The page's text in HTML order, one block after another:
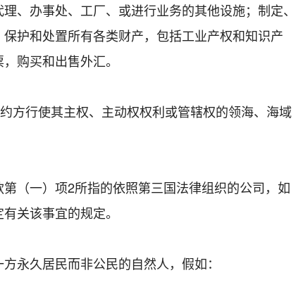
、办事处、工厂、或进行业务的其他设施；制定、
护和处置所有各类财产，包括工业产权和知识产
购买和出售外汇。
约方行使其主权、主动权权利或管辖权的领海、海域
（一）项2所指的依照第三国法律组织的公司，如
关该事宜的规定。
永久居民而非公民的自然人，假如：